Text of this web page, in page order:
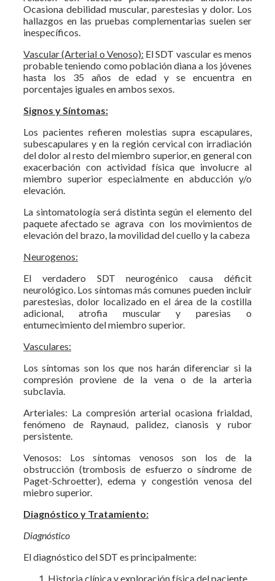
Ocasiona debilidad muscular, parestesias y dolor. Los
hallazgos en las pruebas complementarias suelen ser
inespecíficos.
Vascular (Arterial o Venoso): El SDT vascular es menos
probable teniendo como población diana a los jóvenes
hasta los 35 años de edad y se encuentra en
porcentajes iguales en ambos sexos.
Signos y Síntomas:
Los pacientes refieren molestias supra escapulares,
subescapulares y en la región cervical con irradiación
del dolor al resto del miembro superior, en general con
exacerbación con actividad física que involucre al
miembro superior especialmente en abducción y/o
elevación.
La sintomatología será distinta según el elemento del
paquete afectado se agrava con los movimientos de
elevación del brazo, la movilidad del cuello y la cabeza
Neurogenos:
El verdadero SDT neurogénico causa déficit
neurológico. Los síntomas más comunes pueden incluir
parestesias, dolor localizado en el área de la costilla
adicional, atrofia muscular y paresias o
entumecimiento del miembro superior.
Vasculares:
Los síntomas son los que nos harán diferenciar si la
compresión proviene de la vena o de la arteria
subclavia.
Arteriales: La compresión arterial ocasiona frialdad,
fenómeno de Raynaud, palidez, cianosis y rubor
persistente.
Venosos: Los síntomas venosos son los de la
obstrucción (trombosis de esfuerzo o síndrome de
Paget-Schroetter), edema y congestión venosa del
miebro superior.
Diagnóstico y Tratamiento:
Diagnóstico
El diagnóstico del SDT es principalmente:
Historia clínica y exploración física del paciente